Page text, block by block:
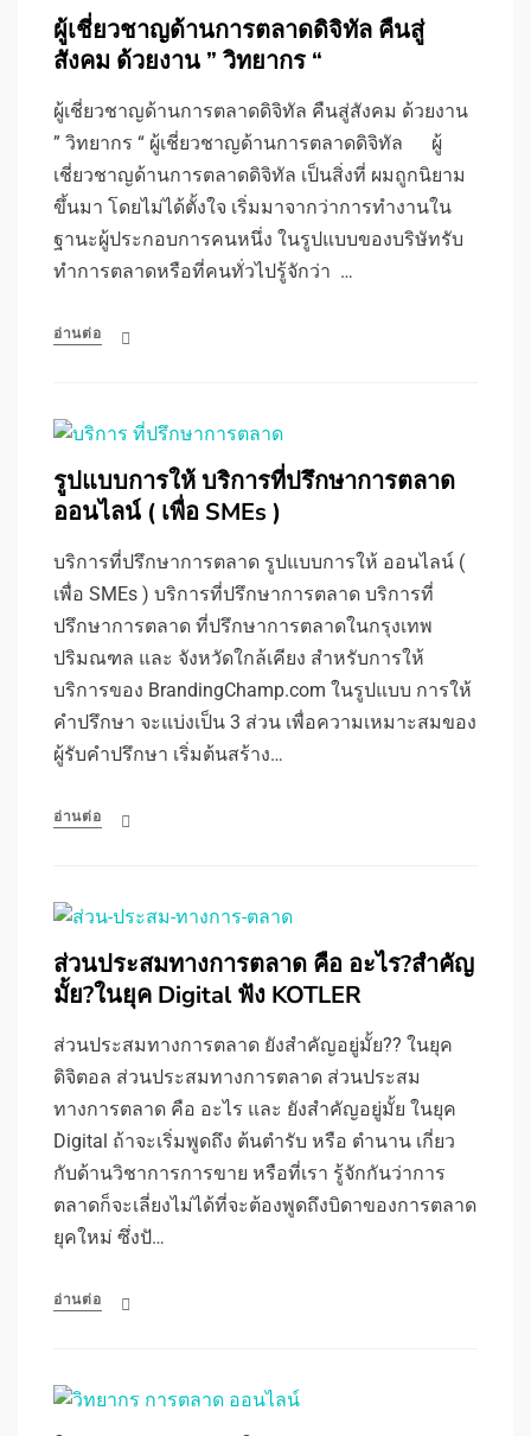
ผู้เชี่ยวชาญด้านการตลาดดิจิทัล คืนสู่
สังคม ด้วยงาน ” วิทยากร “
ผู้เชี่ยวชาญด้านการตลาดดิจิทัล คืนสู่สังคม ด้วยงาน
” วิทยากร “ ผู้เชี่ยวชาญด้านการตลาดดิจิทัล ผู้
เชี่ยวชาญด้านการตลาดดิจิทัล เป็นสิ่งที่ ผมถูกนิยาม
ขึ้นมา โดยไม่ได้ตั้งใจ เริ่มมาจากว่าการทำงานใน
ฐานะผู้ประกอบการคนหนึ่ง ในรูปแบบของบริษัทรับ
ทำการตลาดหรือที่คนทั่วไปรู้จักว่า …
อ่านต่อ
รูปแบบการให้ บริการที่ปรึกษาการตลาด
ออนไลน์ ( เพื่อ SMEs )
บริการที่ปรึกษาการตลาด รูปแบบการให้ ออนไลน์ (
เพื่อ SMEs ) บริการที่ปรึกษาการตลาด บริการที่
ปรึกษาการตลาด ที่ปรึกษาการตลาดในกรุงเทพ
ปริมณฑล และ จังหวัดใกล้เคียง สำหรับการให้
บริการของ BrandingChamp.com ในรูปแบบ การให้
คำปรึกษา จะแบ่งเป็น 3 ส่วน เพื่อความเหมาะสมของ
ผู้รับคำปรึกษา เริ่มต้นสร้าง…
อ่านต่อ
ส่วนประสมทางการตลาด คือ อะไร?สำคัญ
มั้ย?ในยุค Digital ฟัง KOTLER
ส่วนประสมทางการตลาด ยังสำคัญอยู่มั้ย?? ในยุค
ดิจิตอล ส่วนประสมทางการตลาด ส่วนประสม
ทางการตลาด คือ อะไร และ ยังสำคัญอยู่มั้ย ในยุค
Digital ถ้าจะเริ่มพูดถึง ต้นตำรับ หรือ ตำนาน เกี่ยว
กับด้านวิชาการการขาย หรือที่เรา รู้จักกันว่าการ
ตลาดก็จะเลี่ยงไม่ได้ที่จะต้องพูดถึงบิดาของการตลาด
ยุคใหม่ ซึ่งปั…
อ่านต่อ